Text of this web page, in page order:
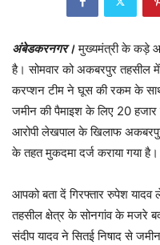
अंबेडकरनगर।मुख्यमंत्री के कड़े
है। सोमवार को अकबरपुर
करप्शन टीम ने घूस की रकम के
जमीन की पैमाइश के लिए 20 हजार
आरोपी लेखपाल के खिलाफ अकबरपुर
के तहत मुकदमा दर्ज कराया गया है।
आपको बता दें गिरफ्तार रुपेश
तहसील क्षेत्र के सोनगांव के मजरे
संदीप यादव ने सितई निषाद से